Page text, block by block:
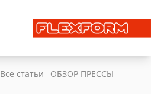
навигации
магазинов
Все статьи | ОБЗОР ПРЕССЫ |